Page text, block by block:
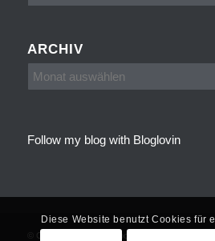
ARCHIV
Follow my blog with Bloglovin
© Copyright - Cakes, Cookies and more -
Diese Website benutzt Cookies für